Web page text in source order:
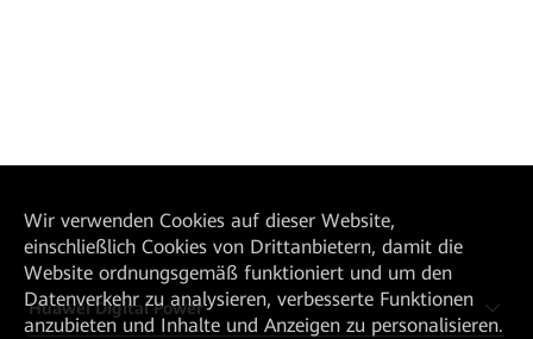
Huawei Digital Power
Wir verwenden Cookies auf dieser Website,
einschließlich Cookies von Drittanbietern, damit die
Website ordnungsgemäß funktioniert und um den
Datenverkehr zu analysieren, verbesserte Funktionen
anzubieten und Inhalte und Anzeigen zu personalisieren.